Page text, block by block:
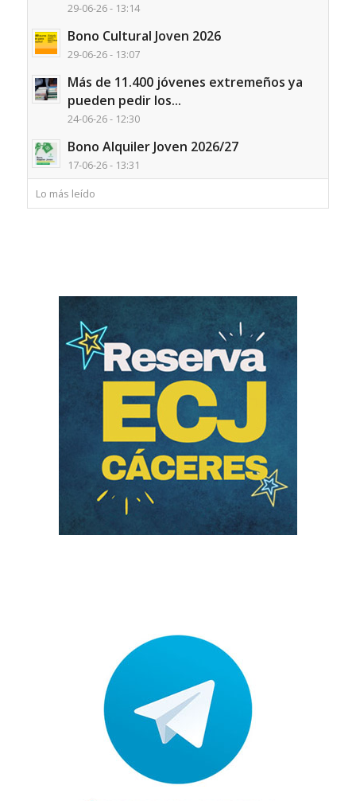
29-06-26 - 13:14
Bono Cultural Joven 2026
29-06-26 - 13:07
Más de 11.400 jóvenes extremeños ya
pueden pedir los...
24-06-26 - 12:30
Bono Alquiler Joven 2026/27
17-06-26 - 13:31
Lo más leído